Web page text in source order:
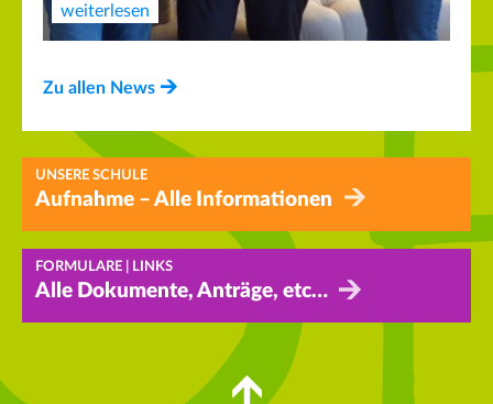
weiterlesen
Zu allen News
UNSERE SCHULE
Aufnahme – Alle Informationen
FORMULARE | LINKS
Alle Dokumente, Anträge, etc…